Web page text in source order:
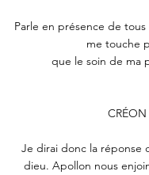
Parle en présence de
me touche
que le soin de ma
CRÉON
Je dirai donc la réponse
dieu. Apollon nous